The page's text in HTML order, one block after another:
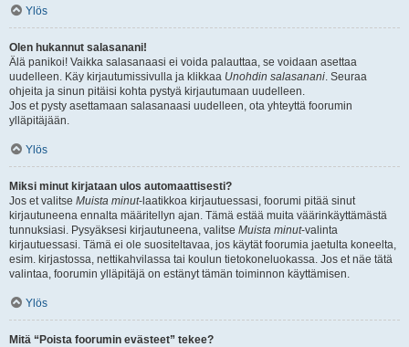
Ylös
Olen hukannut salasanani!
Älä panikoi! Vaikka salasanaasi ei voida palauttaa, se voidaan asettaa
uudelleen. Käy kirjautumissivulla ja klikkaa Unohdin salasanani. Seuraa
ohjeita ja sinun pitäisi kohta pystyä kirjautumaan uudelleen.
Jos et pysty asettamaan salasanaasi uudelleen, ota yhteyttä foorumin
ylläpitäjään.
Ylös
Miksi minut kirjataan ulos automaattisesti?
Jos et valitse Muista minut-laatikkoa kirjautuessasi, foorumi pitää sinut
kirjautuneena ennalta määritellyn ajan. Tämä estää muita väärinkäyttämästä
tunnuksiasi. Pysyäksesi kirjautuneena, valitse Muista minut-valinta
kirjautuessasi. Tämä ei ole suositeltavaa, jos käytät foorumia jaetulta koneelta,
esim. kirjastossa, nettikahvilassa tai koulun tietokoneluokassa. Jos et näe tätä
valintaa, foorumin ylläpitäjä on estänyt tämän toiminnon käyttämisen.
Ylös
Mitä “Poista foorumin evästeet” tekee?